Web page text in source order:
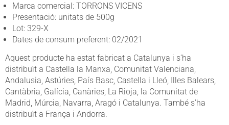
Marca comercial: TORRONS VICENS
Presentació: unitats de 500g
Lot: 329-X
Dates de consum preferent: 02/2021
Aquest producte ha estat fabricat a Catalunya i s’ha
distribuït a Castella la Manxa, Comunitat Valenciana,
Andalusia, Astúries, País Basc, Castella i Lleó, Illes Balears,
Cantàbria, Galícia, Canàries, La Rioja, la Comunitat de
Madrid, Múrcia, Navarra, Aragó i Catalunya. També s’ha
distribuït a França i Andorra.